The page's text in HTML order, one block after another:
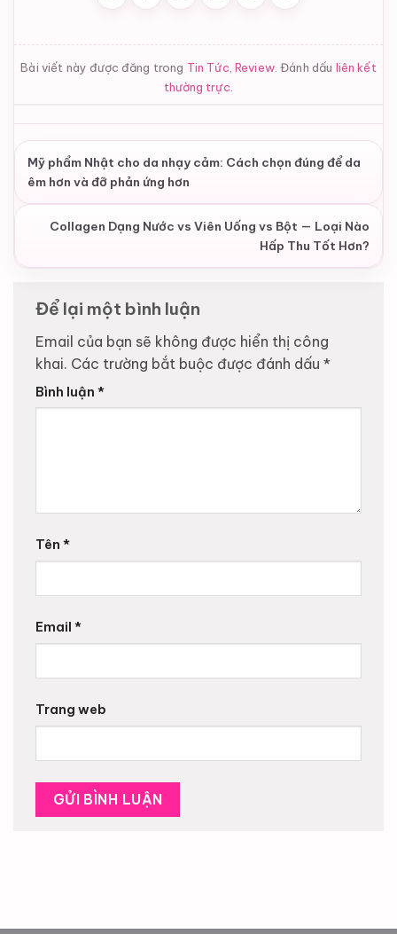
Bài viết này được đăng trong Tin Tức, Review. Đánh dấu liên kết
thường trực.
Mỹ phẩm Nhật cho da nhạy cảm: Cách chọn đúng để da
êm hơn và đỡ phản ứng hơn
Collagen Dạng Nước vs Viên Uống vs Bột — Loại Nào
Hấp Thu Tốt Hơn?
Để lại một bình luận
Email của bạn sẽ không được hiển thị công
khai. Các trường bắt buộc được đánh dấu *
Bình luận *
Tên *
Email *
Trang web